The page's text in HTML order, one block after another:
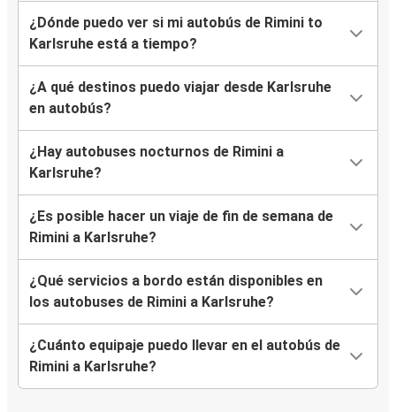
¿Dónde puedo ver si mi autobús de Rimini to
Karlsruhe está a tiempo?
¿A qué destinos puedo viajar desde Karlsruhe
en autobús?
¿Hay autobuses nocturnos de Rimini a
Karlsruhe?
¿Es posible hacer un viaje de fin de semana de
Rimini a Karlsruhe?
¿Qué servicios a bordo están disponibles en
los autobuses de Rimini a Karlsruhe?
¿Cuánto equipaje puedo llevar en el autobús de
Rimini a Karlsruhe?